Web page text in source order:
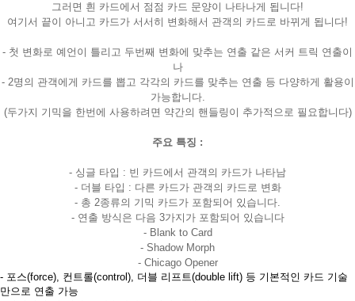
그러면 흰 카드에서 점점 카드 문양이 나타나게 됩니다!
여기서 끝이 아니고 카드가 서서히 변화해서 관객의 카드로 바뀌게 됩니다!
- 첫 변화로 예언이 틀리고 두번째 변화에 맞추는 연출 같은 서커 트릭 연출이
나
- 2명의 관객에게 카드를 뽑고 각각의 카드를 맞추는 연출 등 다양하게 활용이
가능합니다.
(두가지 기믹을 한번에 사용하려면 약간의 핸들링이 추가적으로 필요합니다)
주요 특징 :
- 싱글 타입 : 빈 카드에서 관객의 카드가 나타남
- 더블 타입 : 다른 카드가 관객의 카드로 변화
- 총 2종류의 기믹 카드가 포함되어 있습니다.
- 연출 방식은 다음 3가지가 포함되어 있습니다
- Blank to Card
- Shadow Morph
- Chicago Opener
- 포스(force), 컨트롤(control), 더블 리프트(double lift) 등 기본적인 카드 기술
만으로 연출 가능